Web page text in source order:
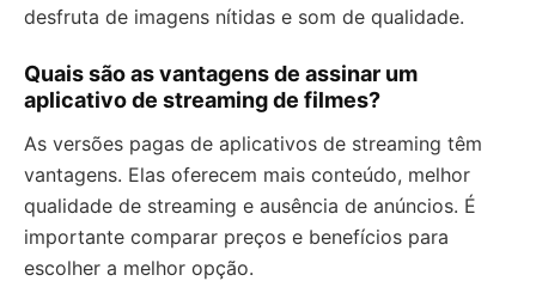
desfruta de imagens nítidas e som de qualidade.
Quais são as vantagens de assinar um
aplicativo de streaming de filmes?
As versões pagas de aplicativos de streaming têm
vantagens. Elas oferecem mais conteúdo, melhor
qualidade de streaming e ausência de anúncios. É
importante comparar preços e benefícios para
escolher a melhor opção.